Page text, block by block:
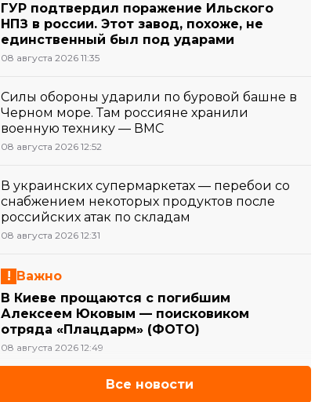
ГУР подтвердил поражение Ильского
НПЗ в россии. Этот завод, похоже, не
единственный был под ударами
08 августа 2026 11:35
Силы обороны ударили по буровой башне в
Черном море. Там россияне хранили
военную технику — ВМС
08 августа 2026 12:52
В украинских супермаркетах — перебои со
снабжением некоторых продуктов после
российских атак по складам
08 августа 2026 12:31
Важно
В Киеве прощаются с погибшим
Алексеем Юковым — поисковиком
отряда «Плацдарм» (ФОТО)
08 августа 2026 12:49
Все новости